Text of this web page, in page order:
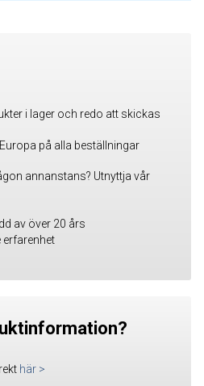
i lager och redo att skickas
på alla beställningar
annanstans? Utnyttja vår
av över 20 års
här >